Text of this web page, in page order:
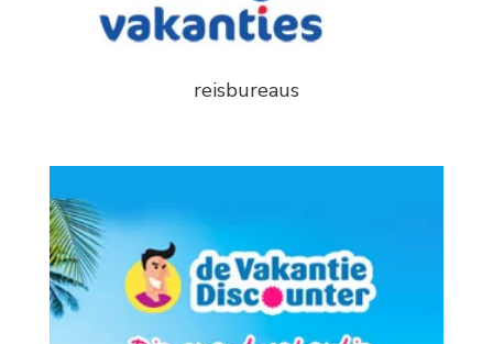
reisbureaus